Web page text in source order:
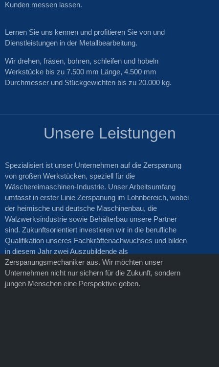
Kunden messen lassen.
Lernen Sie uns kennen und profitieren Sie von und
Dienstleistungen in der Metallbearbeitung.
Wir drehen, fräsen, bohren, schleifen und hobeln
Werkstücke bis zu 7.500 mm Länge, 4.500 mm
Durchmesser und Stückgewichten bis zu 20.000 kg.
Unsere Leistungen
Spezialisiert ist unser Unternehmen auf die Zerspanung
von großen Werkstücken, speziell für die
Wäschereimaschinen-Industrie. Unser Arbeitsumfang
umfasst in erster Linie Zerspanung im Lohnbereich, wobei
der heimische und deutsche Maschinenbau, die
Walzwerksindustrie sowie Behälterbau unsere Partner
sind. Zukunftsorientiert investieren wir in die berufliche
Qualifikation unseres Fachkräftenachwuchses und bilden
in diesem Jahr zwei Auszubildende als
Zerspanungsmechaniker aus. Wir möchten unser
Unternehmen nicht nur sichern für die Zukunft, sondern
jungen Menschen eine Perspektive geben.